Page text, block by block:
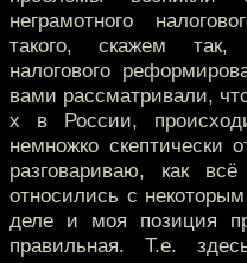
неграмотного
такого, скажем так,
налогового
вами рассматривали,
х в России,
немножко скептически
разговариваю, как
относились с
деле и моя позиция
правильная. Т.е.